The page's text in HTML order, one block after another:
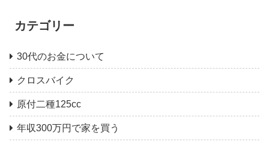
カテゴリー
30代のお金について
クロスバイク
原付二種125cc
年収300万円で家を買う